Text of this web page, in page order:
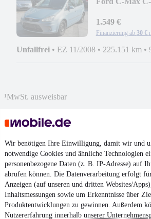
Wir benötigen Ihre Einwilligung, damit wir und
notwendige Cookies und ähnliche Technologien
personenbezogene Daten (z. B. IP-Adresse) auf
abrufen können. Die Datenverarbeitung erfolgt
Anzeigen (auf unseren und dritten Websites/
Inhaltsmessungen sowie um Erkenntnisse über
Produktentwicklungen zu gewinnen. Außerdem
Nutzererfahrung innerhalb unserer
1.549 €
Finanzierung ab 30 €
Unfallfrei • EZ 11/2008 • 225.151 km •
¹MwSt. ausweisbar
4.6 Sterne
Nutze mobile.de schnell und
Impressum